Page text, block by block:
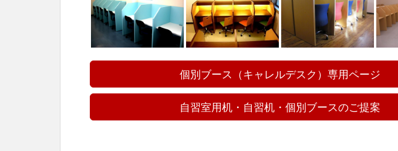
個別ブース（キャレルデスク）専用ページ
自習室用机・自習机・個別ブースのご提案